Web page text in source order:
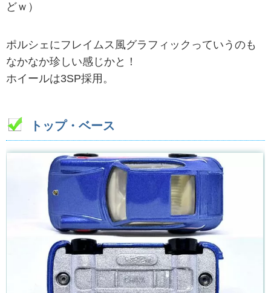
どｗ）
ポルシェにフレイムス風グラフィックっていうのも
なかなか珍しい感じかと！
ホイールは3SP採用。
トップ・ベース